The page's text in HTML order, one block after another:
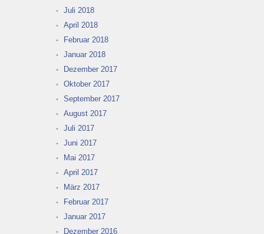
Juli 2018
April 2018
Februar 2018
Januar 2018
Dezember 2017
Oktober 2017
September 2017
August 2017
Juli 2017
Juni 2017
Mai 2017
April 2017
März 2017
Februar 2017
Januar 2017
Dezember 2016